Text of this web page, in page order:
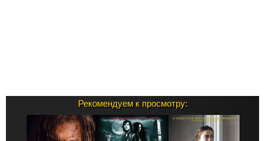
Рекомендуем к просмотру: